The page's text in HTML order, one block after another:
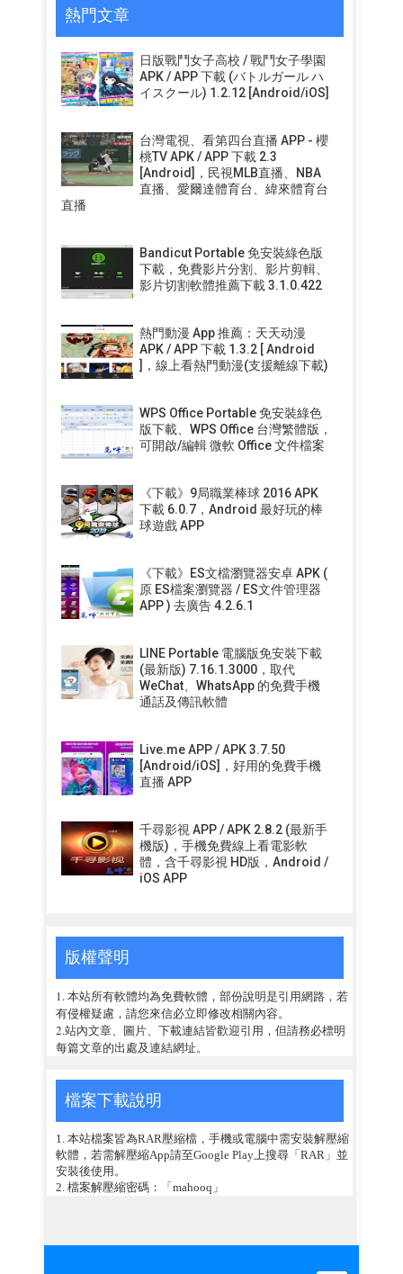
熱門文章
日版戰鬥女子高校 / 戰鬥女子學園
APK / APP 下載 (バトルガール ハ
イスクール) 1.2.12 [Android/iOS]
台灣電視、看第四台直播 APP - 櫻
桃TV APK / APP 下載 2.3
[Android]，民視MLB直播、NBA
直播、愛爾達體育台、緯來體育台
直播
Bandicut Portable 免安裝綠色版
下載，免費影片分割、影片剪輯、
影片切割軟體推薦下載 3.1.0.422
熱門動漫 App 推薦：天天动漫
APK / APP 下載 1.3.2 [ Android
]，線上看熱門動漫(支援離線下載)
WPS Office Portable 免安裝綠色
版下載、WPS Office 台灣繁體版，
可開啟/編輯 微軟 Office 文件檔案
《下載》9局職業棒球 2016 APK
下載 6.0.7，Android 最好玩的棒
球遊戲 APP
《下載》ES文檔瀏覽器安卓 APK (
原 ES檔案瀏覽器 / ES文件管理器
APP ) 去廣告 4.2.6.1
LINE Portable 電腦版免安裝下載
(最新版) 7.16.1.3000，取代
WeChat、WhatsApp 的免費手機
通話及傳訊軟體
Live.me APP / APK 3.7.50
[Android/iOS]，好用的免費手機
直播 APP
千尋影視 APP / APK 2.8.2 (最新手
機版)，手機免費線上看電影軟
體，含千尋影視 HD版，Android /
iOS APP
版權聲明
1. 本站所有軟體均為免費軟體，部份說明是引用網路，若
有侵權疑慮，請您來信必立即修改相關內容。
2.站內文章、圖片、下載連結皆歡迎引用，但請務必標明
每篇文章的出處及連結網址。
檔案下載說明
1. 本站檔案皆為RAR壓縮檔，手機或電腦中需安裝解壓縮
軟體，若需解壓縮App請至Google Play上搜尋「RAR」並
安裝後使用。
2. 檔案解壓縮密碼：「mahooq」